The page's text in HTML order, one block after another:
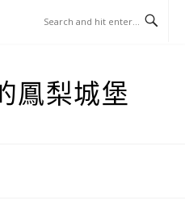
鳳梨城堡